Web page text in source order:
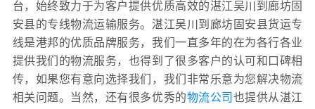
台，始终致力于为客户提供优质高效的湛江吴川到廊坊固
安县的专线物流运输服务。湛江吴川到廊坊固安县货运专
线是港邦的优质品牌服务，我们一直多年的在为各行各业
提供我们的物流服务，也得到了很多客户的认可和口碑相
传，如果您有意向选择我们，我们非常乐意为您解决物流
相关问题。当然，还有很多优秀的物流公司 也提供从湛江